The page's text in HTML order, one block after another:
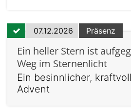
07.12.2026 Präsenz
Ein heller Stern ist
Weg im Sternenlicht
Ein besinnlicher,
Advent